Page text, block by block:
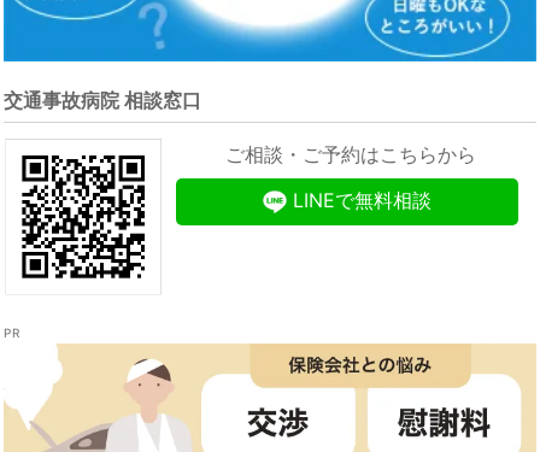
交通事故病院 相談窓口
ご相談・ご予約はこちらから
LINEで無料相談